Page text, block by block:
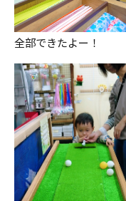
全部できたよー！